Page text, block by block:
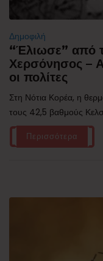
Δημοφιλή
“Έλιωσε” από
Χερσόνησος –
οι πολίτες
Στη Νότια Κορέα, η
τους 42,5 βαθμούς
Περισσότερα